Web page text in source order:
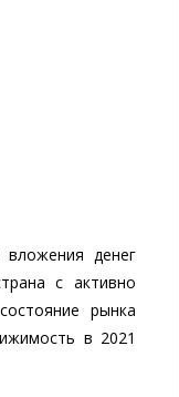
денег
с активно
рынка
в 2021